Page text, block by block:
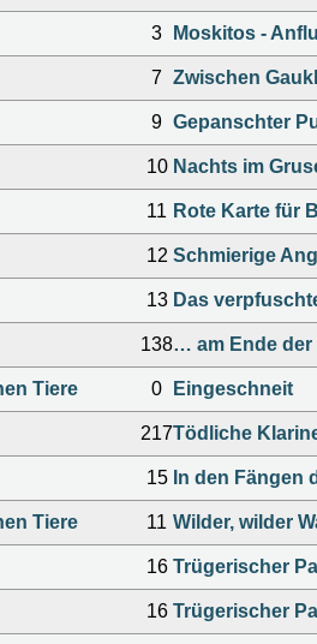
3 Moskitos -
7 Zwischen
9 Gepanschter
10 Nachts im
11 Rote Karte für
12 Schmierige
13 Das
138… am Ende der
Tiere 0 Eingeschneit
217Tödliche
15 In den Fängen
Tiere 11 Wilder, wilder
16 Trügerischer
16 Trügerischer